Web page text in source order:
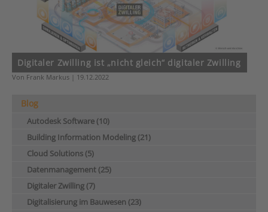
Digitaler Zwilling ist „nicht gleich“ digitaler Zwilling
Von Frank Markus | 19.12.2022
Blog
Autodesk Software (10)
Building Information Modeling (21)
Cloud Solutions (5)
Datenmanagement (25)
Digitaler Zwilling (7)
Digitalisierung im Bauwesen (23)